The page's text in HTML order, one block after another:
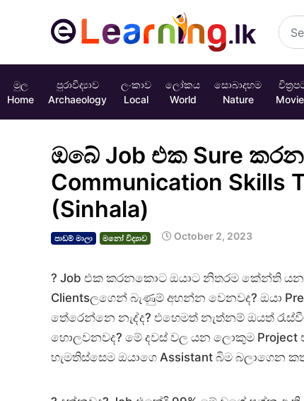
මුල
Home
පුරාවිද්‍යාව
Archaeology
ලංකාව
Local
ලෝකය
World
සොබාදහම
Nature
ඔබේ Job එක Sure
Communication Skills
(Sinhala)
පාඩම් මාලා මනෝ විද්‍යාව October 2, 2023
? Job එක කරනකොට ඔයාට නිතරම කේන්ති
Clientsලගෙන් බැණුම් අහන්න වෙනවද? ඔයා
තේරෙන්නෙ නැද්ද? එහෙමත් නැත්නම් ඔයත්
හොලවනවද? මේ දවස් වල යන ලොකුම
හැමතිස්සෙම ඔයාගෙ Assistant බිම බලාගෙන